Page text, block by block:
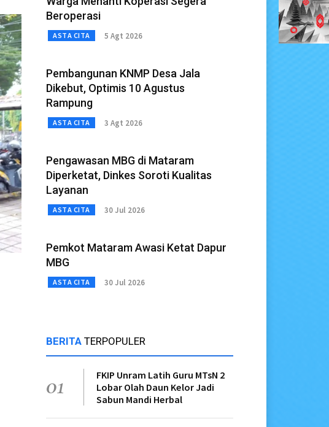
Beroperasi
ASTA CITA 5 Agt 2026
Pembangunan KNMP Desa Jala
Dikebut, Optimis 10 Agustus
Rampung
ASTA CITA 3 Agt 2026
Pengawasan MBG di Mataram
Diperketat, Dinkes Soroti Kualitas
Layanan
ASTA CITA 30 Jul 2026
Pemkot Mataram Awasi Ketat Dapur
MBG
ASTA CITA 30 Jul 2026
BERITA TERPOPULER
01
FKIP Unram Latih Guru MTsN 2
Lobar Olah Daun Kelor Jadi
Sabun Mandi Herbal